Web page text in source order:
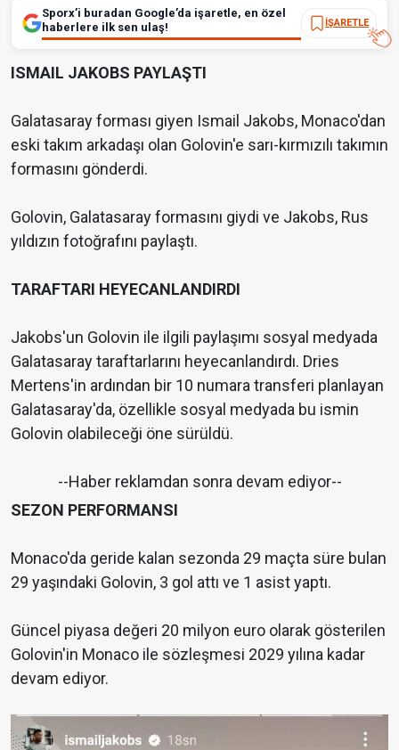
Sporx’i buradan Google’da işaretle, en özel
haberlere ilk sen ulaş!
İŞARETLE
ISMAIL JAKOBS PAYLAŞTI
Galatasaray forması giyen Ismail Jakobs, Monaco'dan
eski takım arkadaşı olan Golovin'e sarı-kırmızılı takımın
formasını gönderdi.
Golovin, Galatasaray formasını giydi ve Jakobs, Rus
yıldızın fotoğrafını paylaştı.
TARAFTARI HEYECANLANDIRDI
Jakobs'un Golovin ile ilgili paylaşımı sosyal medyada
Galatasaray taraftarlarını heyecanlandırdı. Dries
Mertens'in ardından bir 10 numara transferi planlayan
Galatasaray'da, özellikle sosyal medyada bu ismin
Golovin olabileceği öne sürüldü.
--Haber reklamdan sonra devam ediyor--
SEZON PERFORMANSI
Monaco'da geride kalan sezonda 29 maçta süre bulan
29 yaşındaki Golovin, 3 gol attı ve 1 asist yaptı.
Güncel piyasa değeri 20 milyon euro olarak gösterilen
Golovin'in Monaco ile sözleşmesi 2029 yılına kadar
devam ediyor.